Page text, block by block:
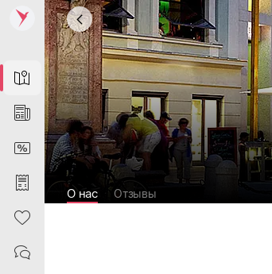
Map
News
DiscountCard
Purchases
Heart
Contacts
О нас Отзывы